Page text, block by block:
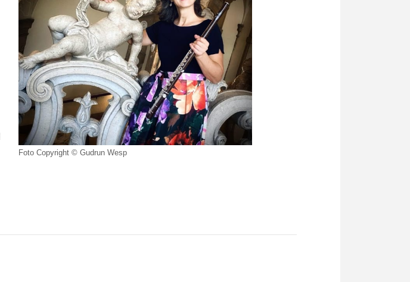
Foto Copyright © Gudrun Wesp